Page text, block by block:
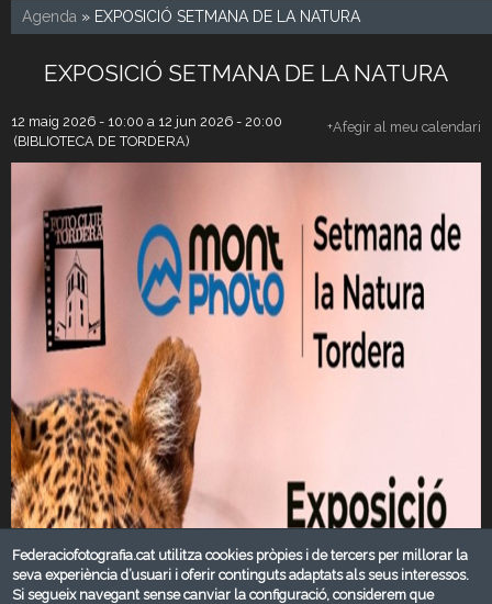
Agenda » EXPOSICIÓ SETMANA DE LA NATURA
EXPOSICIÓ SETMANA DE LA NATURA
12 maig 2026 - 10:00 a 12 jun 2026 - 20:00
+Afegir al meu calendari
(BIBLIOTECA DE TORDERA)
Federaciofotografia.cat utilitza cookies pròpies i de tercers per millorar la
seva experiència d’usuari i oferir continguts adaptats als seus interessos.
Si segueix navegant sense canviar la configuració, considerem que